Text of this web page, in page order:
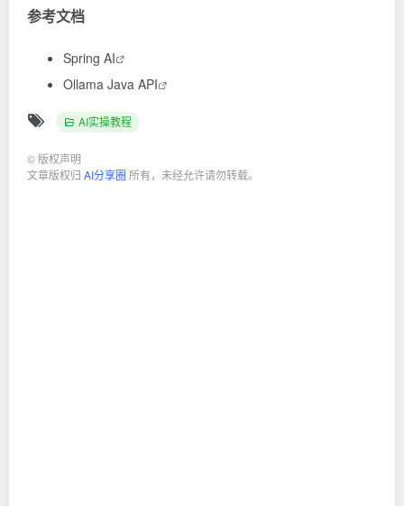
参考文档
Spring AI
Ollama Java API
AI实操教程
© 版权声明
文章版权归 AI分享圈 所有，未经允许请勿转载。